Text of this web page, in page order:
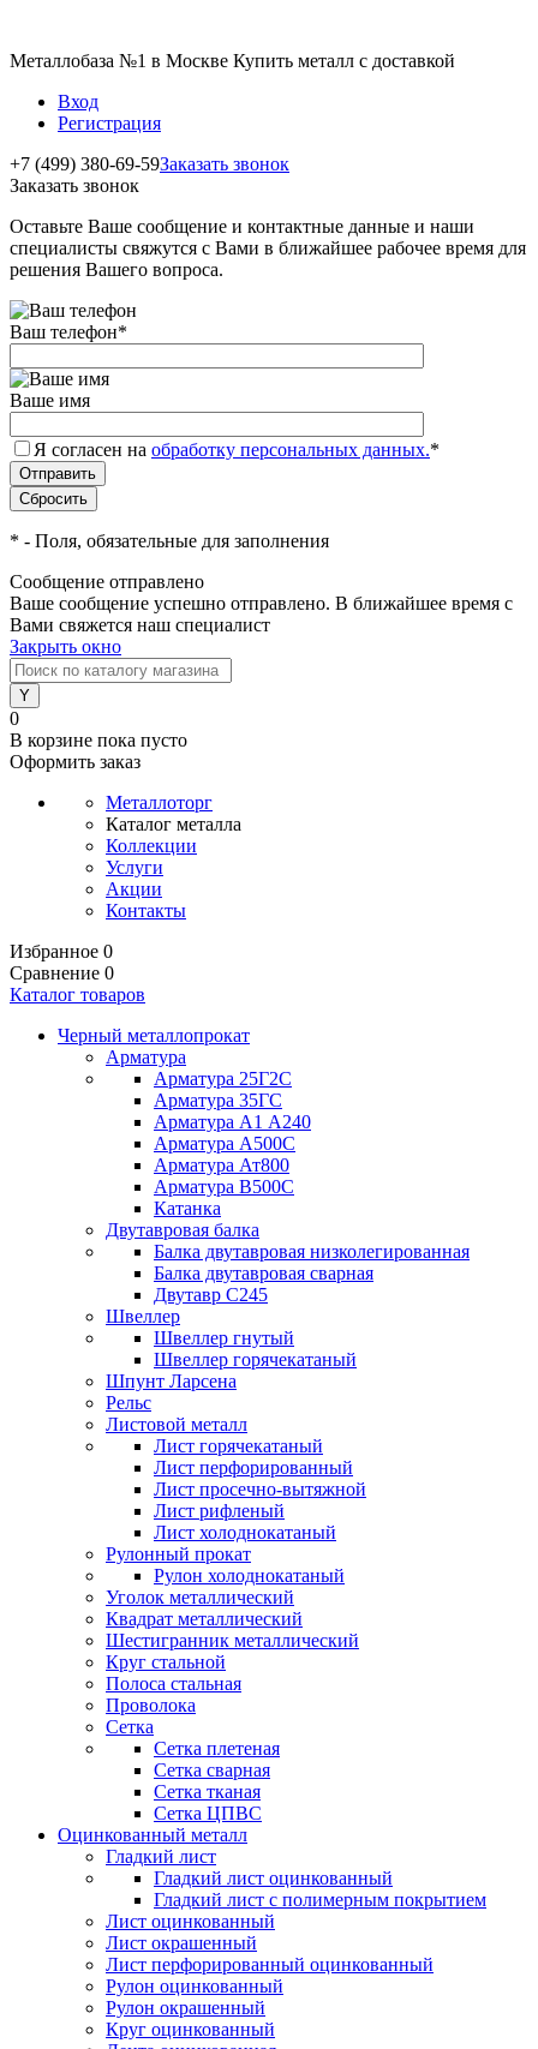
Металлобаза №1 в Москве Купить металл с доставкой
Вход
Регистрация
+7 (499) 380-69-59Заказать звонок
Заказать звонок
Оставьте Ваше сообщение и контактные данные и наши
специалисты свяжутся с Вами в ближайшее рабочее время для
решения Вашего вопроса.
Ваш телефон*
Ваше имя
Я согласен на обработку персональных данных.*
* - Поля, обязательные для заполнения
Сообщение отправлено
Ваше сообщение успешно отправлено. В ближайшее время с
Вами свяжется наш специалист
Закрыть окно
0
В корзине пока пусто
Оформить заказ
Металлоторг
Каталог металла
Коллекции
Услуги
Акции
Контакты
Избранное 0
Сравнение 0
Каталог товаров
Черный металлопрокат
Арматура
Арматура 25Г2С
Арматура 35ГС
Арматура А1 А240
Арматура А500С
Арматура Ат800
Арматура В500С
Катанка
Двутавровая балка
Балка двутавровая низколегированная
Балка двутавровая сварная
Двутавр С245
Швеллер
Швеллер гнутый
Швеллер горячекатаный
Шпунт Ларсена
Рельс
Листовой металл
Лист горячекатаный
Лист перфорированный
Лист просечно-вытяжной
Лист рифленый
Лист холоднокатаный
Рулонный прокат
Рулон холоднокатаный
Уголок металлический
Квадрат металлический
Шестигранник металлический
Круг стальной
Полоса стальная
Проволока
Сетка
Сетка плетеная
Сетка сварная
Сетка тканая
Сетка ЦПВС
Оцинкованный металл
Гладкий лист
Гладкий лист оцинкованный
Гладкий лист с полимерным покрытием
Лист оцинкованный
Лист окрашенный
Лист перфорированный оцинкованный
Рулон оцинкованный
Рулон окрашенный
Круг оцинкованный